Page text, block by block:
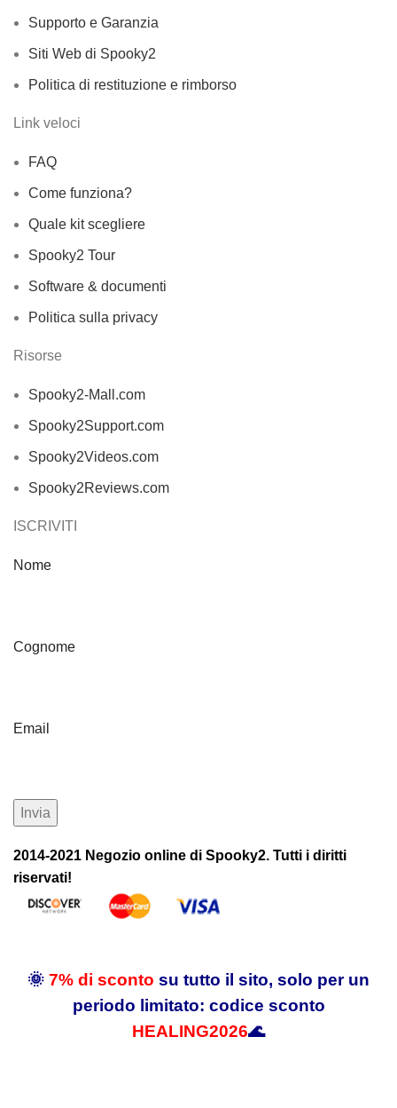
Supporto e Garanzia
Siti Web di Spooky2
Politica di restituzione e rimborso
Link veloci
FAQ
Come funziona?
Quale kit scegliere
Spooky2 Tour
Software & documenti
Politica sulla privacy
Risorse
Spooky2-Mall.com
Spooky2Support.com
Spooky2Videos.com
Spooky2Reviews.com
ISCRIVITI
Nome
Cognome
Email
2014-2021 Negozio online di Spooky2. Tutti i diritti
riservati!
🌞 7% di sconto su tutto il sito, solo per un
periodo limitato: codice sconto
HEALING2026🌊